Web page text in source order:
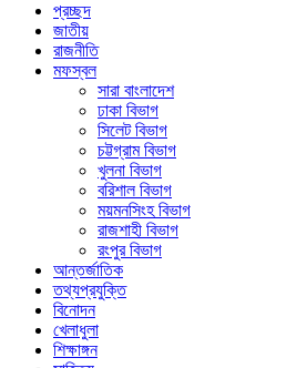
প্রচ্ছদ
জাতীয়
রাজনীতি
মফস্বল
সারা বাংলাদেশ
ঢাকা বিভাগ
সিলেট বিভাগ
চট্টগ্রাম বিভাগ
খুলনা বিভাগ
বরিশাল বিভাগ
ময়মনসিংহ বিভাগ
রাজশাহী বিভাগ
রংপুর বিভাগ
আন্তর্জাতিক
তথ্যপ্রযুক্তি
বিনোদন
খেলাধুলা
শিক্ষাঙ্গন